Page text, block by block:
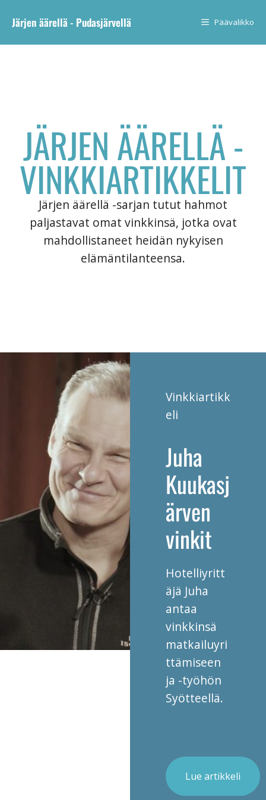
Järjen äärellä - Pudasjärvellä Päävalikko
JÄRJEN ÄÄRELLÄ -
VINKKIARTIKKELIT
Järjen äärellä -sarjan tutut hahmot
paljastavat omat vinkkinsä, jotka ovat
mahdollistaneet heidän nykyisen
elämäntilanteensa.
Vinkkiartikk
eli
Juha
Kuukasj
ärven
vinkit
Hotelliyritt
äjä Juha
antaa
vinkkinsä
matkailuyri
ttämiseen
ja -työhön
Syötteellä.
Lue artikkeli